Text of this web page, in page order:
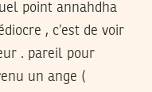
point annahdha
, c’est de voir
. pareil pour
un ange (